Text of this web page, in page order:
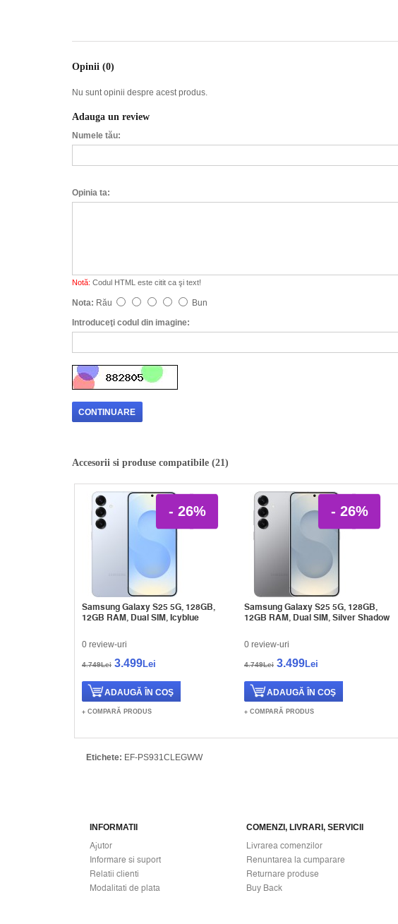
Opinii (0)
Nu sunt opinii despre acest produs.
Adauga un review
Numele tău:
Opinia ta:
Notă: Codul HTML este citit ca şi text!
Nota: Rău
Bun
Introduceţi codul din imagine:
CONTINUARE
Accesorii si produse compatibile (21)
- 26%
Samsung Galaxy S25 5G, 128GB,
12GB RAM, Dual SIM, Icyblue
0 review-uri
4.749Lei 3.499Lei
COMPARĂ PRODUS
- 26%
Samsung Galaxy S25 5G, 128GB,
12GB RAM, Dual SIM, Silver Shadow
0 review-uri
4.749Lei 3.499Lei
COMPARĂ PRODUS
Etichete: EF-PS931CLEGWW
INFORMATII
Ajutor
Informare si suport
Relatii clienti
Modalitati de plata
COMENZI, LIVRARI, SERVICII
Livrarea comenzilor
Renuntarea la cumparare
Returnare produse
Buy Back